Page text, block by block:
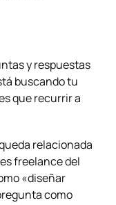
y respuestas
buscando tu
que recurrir a
relacionada
freelance del
«diseñar
como